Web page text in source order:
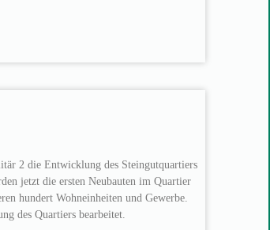
2 die Entwicklung des Steingutquartiers
jetzt die ersten Neubauten im Quartier
hundert Wohneinheiten und Gewerbe.
des Quartiers bearbeitet.